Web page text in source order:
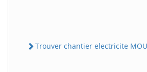
Trouver chantier electricite